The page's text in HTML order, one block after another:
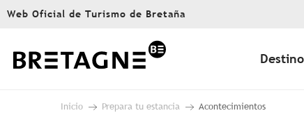
Aller
principal
Web Oficial de Turismo de Bretaña
Inicio Prepara tu estancia Acontecimientos